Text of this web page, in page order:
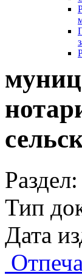
Раздел:
Тип
Дата